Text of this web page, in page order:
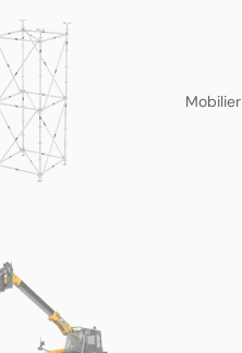
Mobilier